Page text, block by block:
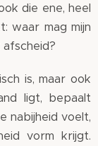
die ene, heel
waar mag mijn
is, maar ook
ligt, bepaalt
nabijheid voelt,
vorm krijgt.